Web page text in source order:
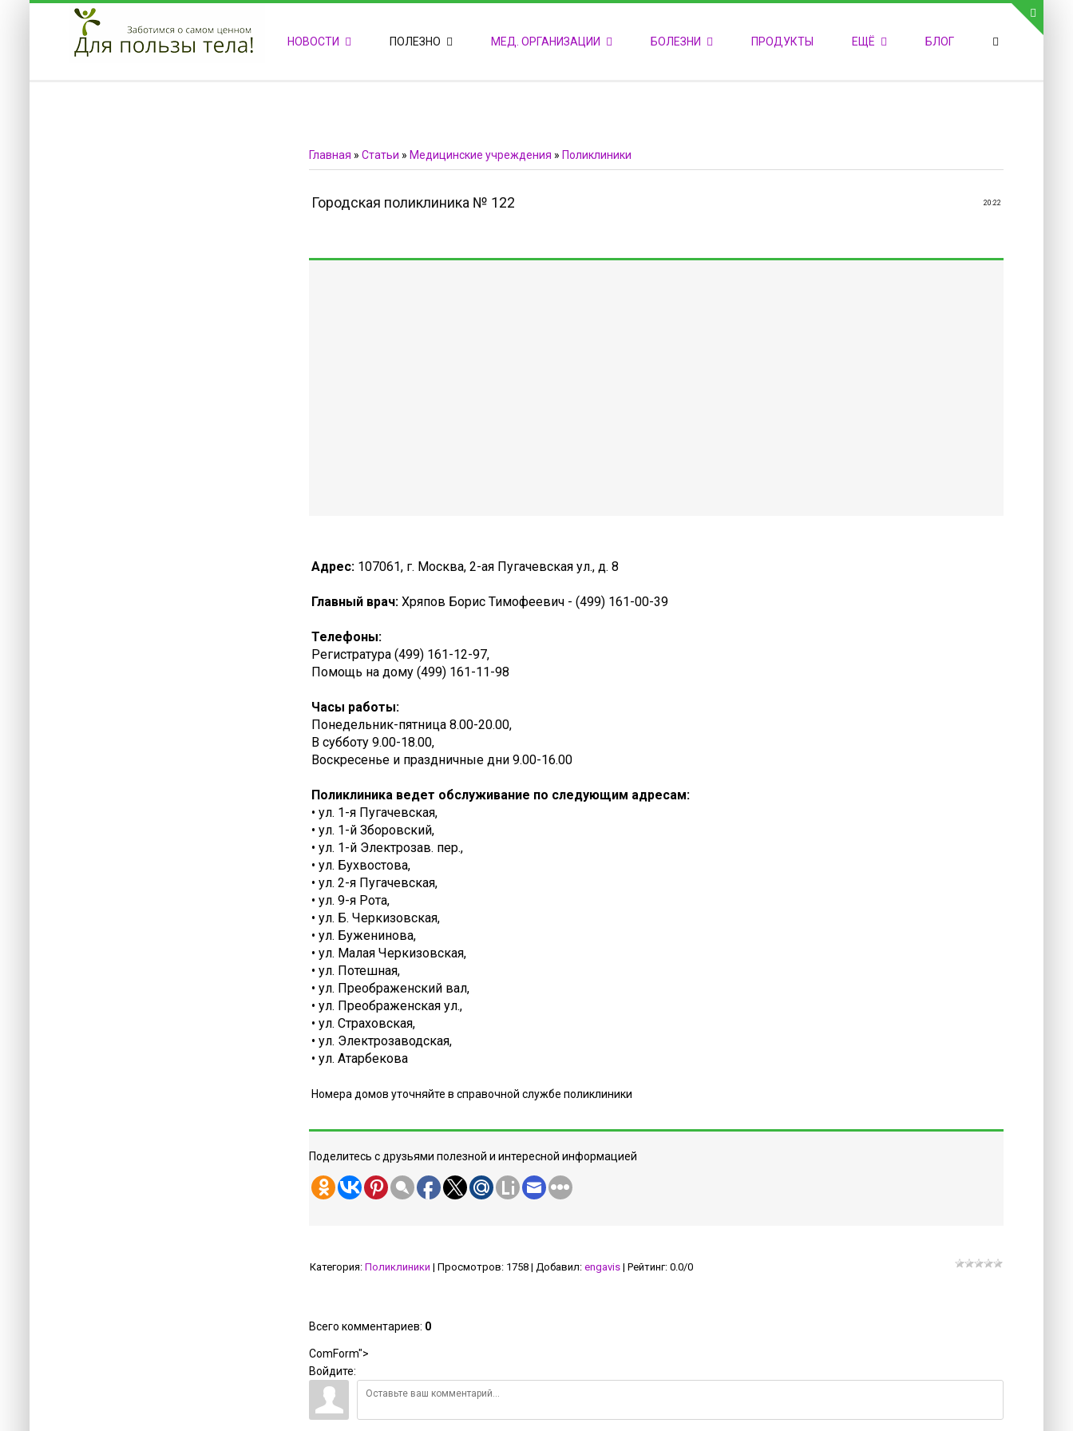
ПРИВЕТСТВУЕМ НА НАШЕМ САЙТЕ
Блок скоро обновится
ПОПУЛЯРНЫЕ НОВОСТИ СВЯЗЬ С АДМИНИСТРАЦИЕЙ САЙТА
Телефон:
НОВОСТИ ПОЛЕЗНО МЕД. ОРГАНИЗАЦИИ БОЛЕЗНИ ПРОДУКТЫ ЕЩЁ БЛОГ
Главная » Статьи » Медицинские учреждения » Поликлиники
20:22
Городская поликлиника № 122
Адрес: 107061, г. Москва, 2-ая Пугачевская ул., д. 8
Главный врач: Хряпов Борис Тимофеевич - (499) 161-00-39
Телефоны:
Регистратура (499) 161-12-97,
Помощь на дому (499) 161-11-98
Часы работы:
Понедельник-пятница 8.00-20.00,
В субботу 9.00-18.00,
Воскресенье и праздничные дни 9.00-16.00
Поликлиника ведет обслуживание по следующим адресам:
• ул. 1-я Пугачевская,
• ул. 1-й Зборовский,
• ул. 1-й Электрозав. пер.,
• ул. Бухвостова,
• ул. 2-я Пугачевская,
• ул. 9-я Рота,
• ул. Б. Черкизовская,
• ул. Буженинова,
• ул. Малая Черкизовская,
• ул. Потешная,
• ул. Преображенский вал,
• ул. Преображенская ул.,
• ул. Страховская,
• ул. Электрозаводская,
• ул. Атарбекова
Номера домов уточняйте в справочной службе поликлиники
Поделитесь с друзьями полезной и интересной информацией
Категория: Поликлиники | Просмотров: 1758 | Добавил: engavis | Рейтинг: 0.0/0
Всего комментариев: 0
ComForm">
Войдите: